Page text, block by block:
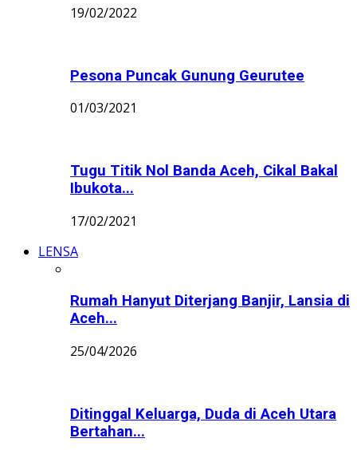
19/02/2022
Pesona Puncak Gunung Geurutee
01/03/2021
Tugu Titik Nol Banda Aceh, Cikal Bakal
Ibukota...
17/02/2021
LENSA
Rumah Hanyut Diterjang Banjir, Lansia di
Aceh...
25/04/2026
Ditinggal Keluarga, Duda di Aceh Utara
Bertahan...